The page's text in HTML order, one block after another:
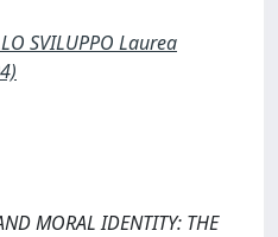
SVILUPPO Laurea
MORAL IDENTITY: THE